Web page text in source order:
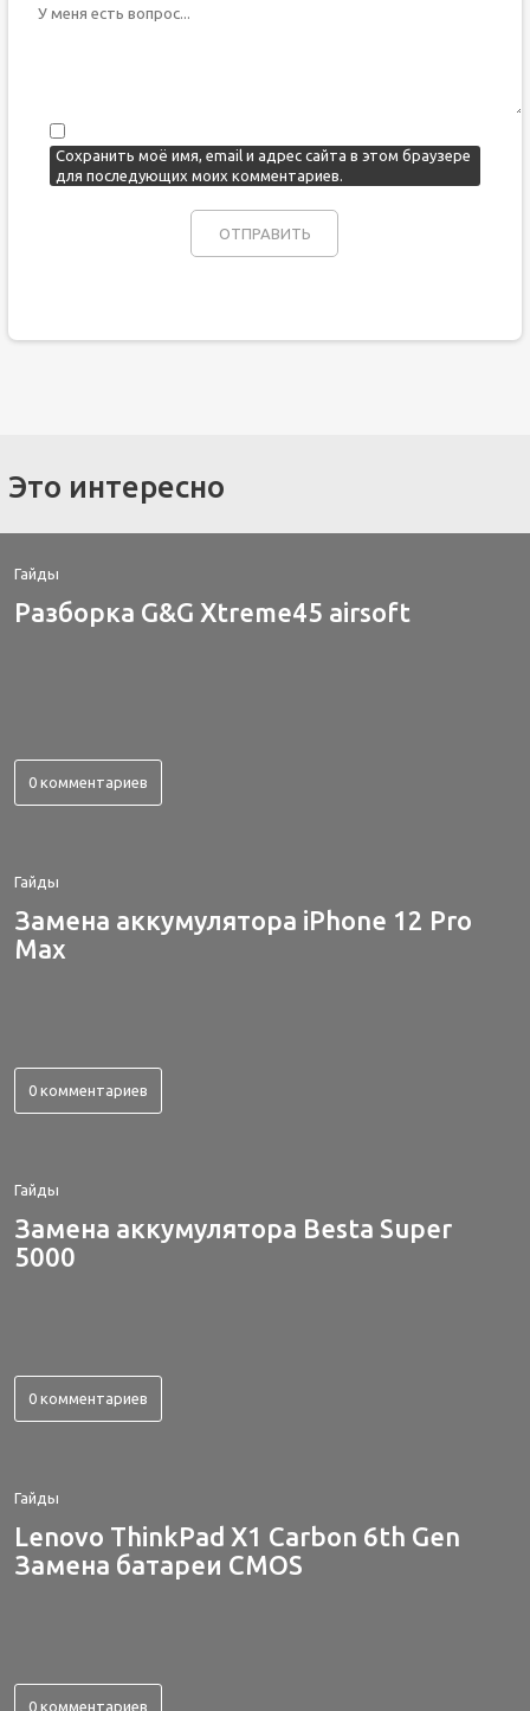
Сохранить моё имя, email и адрес сайта в этом браузере
для последующих моих комментариев.
Это интересно
Гайды
Разборка G&G Xtreme45 airsoft
0 комментариев
Гайды
Замена аккумулятора iPhone 12 Pro
Max
0 комментариев
Гайды
Замена аккумулятора Besta Super
5000
0 комментариев
Гайды
Lenovo ThinkPad X1 Carbon 6th Gen
Замена батареи CMOS
0 комментариев